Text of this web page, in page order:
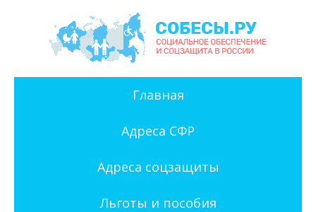
Главная
Адреса СФР
Адреса соцзащиты
Льготы и пособия